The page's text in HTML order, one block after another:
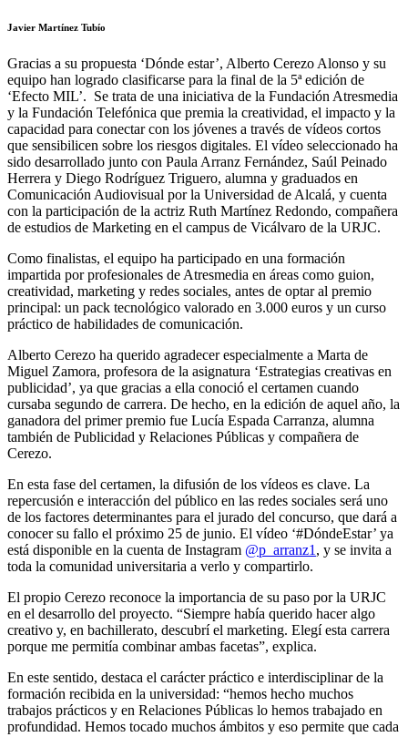
Javier Martínez Tubío
Gracias a su propuesta ‘Dónde estar’, Alberto Cerezo Alonso y su
equipo han logrado clasificarse para la final de la 5ª edición de
‘Efecto MIL’. Se trata de una iniciativa de la Fundación Atresmedia
y la Fundación Telefónica que premia la creatividad, el impacto y la
capacidad para conectar con los jóvenes a través de vídeos cortos
que sensibilicen sobre los riesgos digitales. El vídeo seleccionado ha
sido desarrollado junto con Paula Arranz Fernández, Saúl Peinado
Herrera y Diego Rodríguez Triguero, alumna y graduados en
Comunicación Audiovisual por la Universidad de Alcalá, y cuenta
con la participación de la actriz Ruth Martínez Redondo, compañera
de estudios de Marketing en el campus de Vicálvaro de la URJC.
Como finalistas, el equipo ha participado en una formación
impartida por profesionales de Atresmedia en áreas como guion,
creatividad, marketing y redes sociales, antes de optar al premio
principal: un pack tecnológico valorado en 3.000 euros y un curso
práctico de habilidades de comunicación.
Alberto Cerezo ha querido agradecer especialmente a Marta de
Miguel Zamora, profesora de la asignatura ‘Estrategias creativas en
publicidad’, ya que gracias a ella conoció el certamen cuando
cursaba segundo de carrera. De hecho, en la edición de aquel año, la
ganadora del primer premio fue Lucía Espada Carranza, alumna
también de Publicidad y Relaciones Públicas y compañera de
Cerezo.
En esta fase del certamen, la difusión de los vídeos es clave. La
repercusión e interacción del público en las redes sociales será uno
de los factores determinantes para el jurado del concurso, que dará a
conocer su fallo el próximo 25 de junio. El vídeo ‘#DóndeEstar’ ya
está disponible en la cuenta de Instagram @p_arranz1 , y se invita a
toda la comunidad universitaria a verlo y compartirlo.
El propio Cerezo reconoce la importancia de su paso por la URJC
en el desarrollo del proyecto. “Siempre había querido hacer algo
creativo y, en bachillerato, descubrí el marketing. Elegí esta carrera
porque me permitía combinar ambas facetas”, explica.
En este sentido, destaca el carácter práctico e interdisciplinar de la
formación recibida en la universidad: “hemos hecho muchos
trabajos prácticos y en Relaciones Públicas lo hemos trabajado en
profundidad. Hemos tocado muchos ámbitos y eso permite que cada